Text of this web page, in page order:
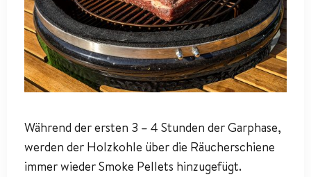
Während der ersten 3 – 4 Stunden der Garphase,
werden der Holzkohle über die Räucherschiene
immer wieder Smoke Pellets hinzugefügt.